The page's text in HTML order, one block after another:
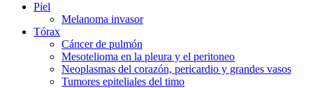
Piel
Melanoma invasor
Tórax
Cáncer de pulmón
Mesotelioma en la pleura y el peritoneo
Neoplasmas del corazón, pericardio y grandes vasos
Tumores epiteliales del timo